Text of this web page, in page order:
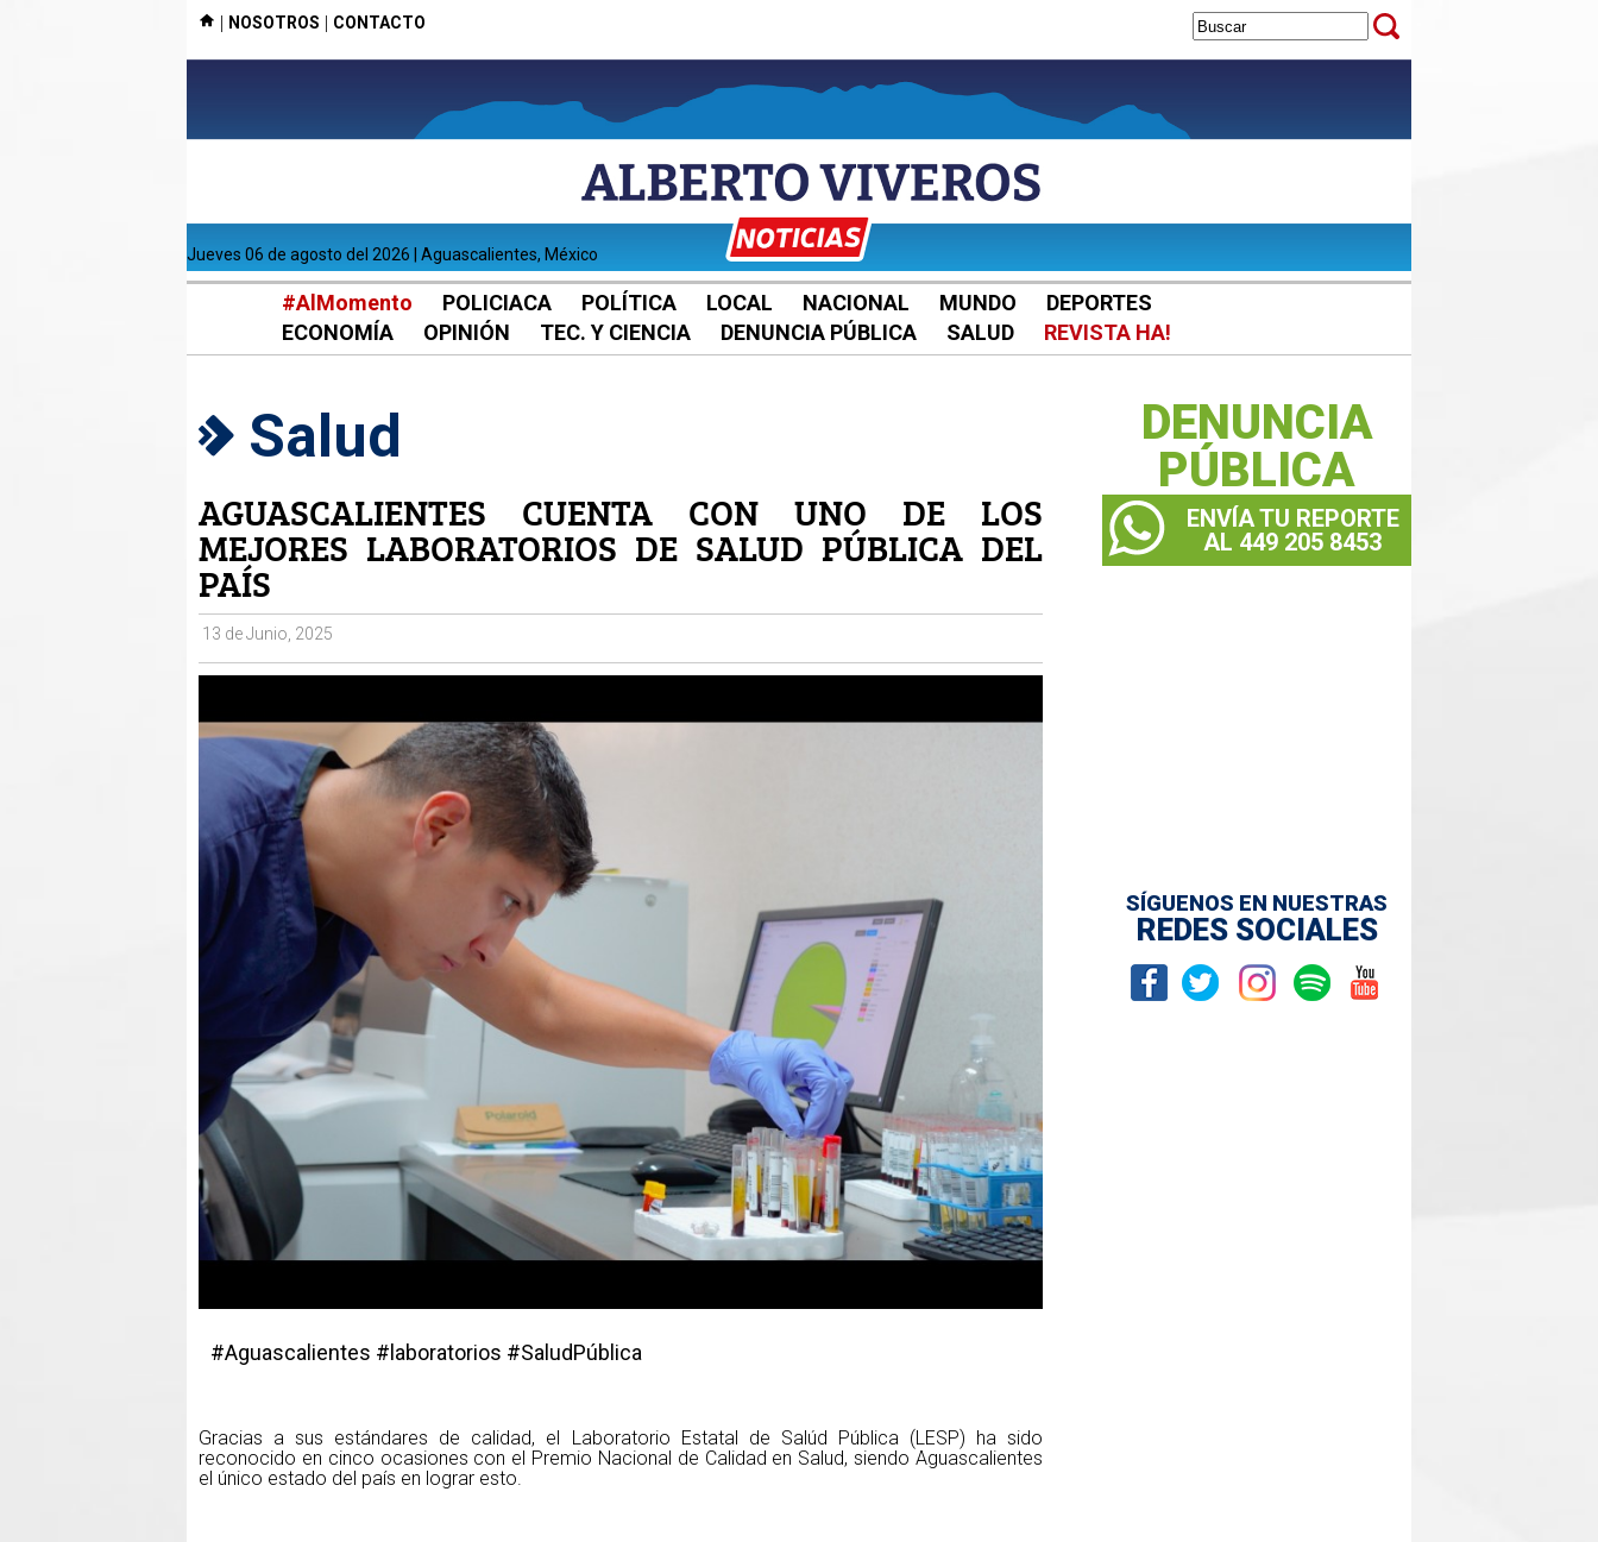
| NOSOTROS | CONTACTO
jueves 06 de agosto del 2026 | Aguascalientes, México
#AlMomento POLICIACA POLÍTICA LOCAL NACIONAL MUNDO
DEPORTES
ECONOMÍA
OPINIÓN TEC. Y CIENCIA DENUNCIA PÚBLICA SALUD REVISTA HA!
Salud
AGUASCALIENTES CUENTA CON UNO DE LOS
MEJORES LABORATORIOS DE SALUD PÚBLICA DEL
PAÍS
13 de Junio, 2025
#Aguascalientes #laboratorios #SaludPública
Gracias a sus estándares de calidad, el Laboratorio Estatal de Salúd Pública (LESP) ha sido
reconocido en cinco ocasiones con el Premio Nacional de Calidad en Salud, siendo Aguascalientes
el único estado del país en lograr esto.
DENUNCIA
PÚBLICA
ENVÍA TU REPORTE
AL 449 205 8453
SÍGUENOS EN NUESTRAS
REDES SOCIALES